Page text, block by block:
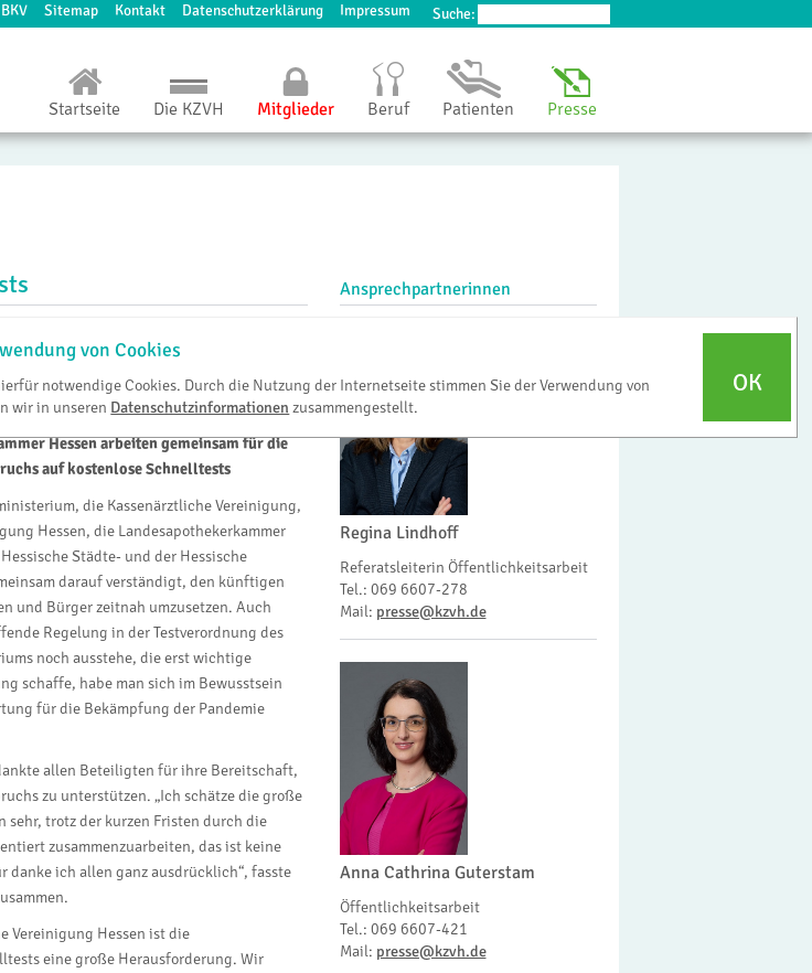
Suche:
BKV Sitemap Kontakt Datenschutzerklärung Impressum
von Cookies
notwendige Cookies. Durch die Nutzung der Internetseite stimmen Sie der Verwendung von
wir in unseren Datenschutzinformationen zusammengestellt.
OK
Startseite Die KZVH Mitglieder Beruf Patienten Presse
vom 5. März 2021
Kommunale Spitzenverbände,
Hessen, Kassenzahnärztliche Vereinigung
Hessen arbeiten gemeinsam für die
auf kostenlose Schnelltests
die Kassenärztliche Vereinigung,
Hessen, die Landesapothekerkammer
Städte- und der Hessische
darauf verständigt, den künftigen
und Bürger zeitnah umzusetzen. Auch
Regelung in der Testverordnung des
noch ausstehe, die erst wichtige
schaffe, habe man sich im Bewusstsein
für die Bekämpfung der Pandemie
allen Beteiligten für ihre Bereitschaft,
zu unterstützen. „Ich schätze die große
trotz der kurzen Fristen durch die
zusammenzuarbeiten, das ist keine
danke ich allen ganz ausdrücklich“, fasste
Vereinigung Hessen ist die
eine große Herausforderung. Wir
Ansprechpartnerinnen
Regina Lindhoff
Referatsleiterin Öffentlichkeitsarbeit
Tel.: 069 6607-278
Mail: presse@kzvh.de
Anna Cathrina Guterstam
Öffentlichkeitsarbeit
Tel.: 069 6607-421
Mail: presse@kzvh.de